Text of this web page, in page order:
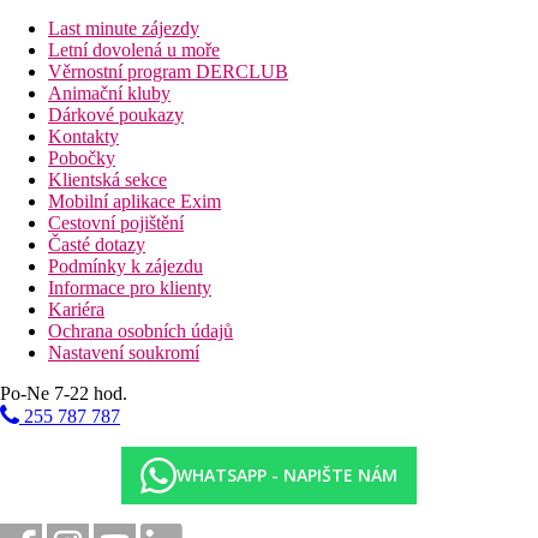
Ubytování za příplatek (pokud není uvedeno jinak, mají
pokoje výše uvedené vybavení)
Jednolůžkový pokoj
Dvoulůžkový pokoj, Superior, Výhled zahrada:
renovovaný
Dvoulůžkový pokoj, Superior, Výhled bazén, Boční
výhled moře:
Dvoulůžkový pokoj, Superior, Výhled moře:
renovovaný
Dvoulůžkový pokoj, Elegant, Výhled zahrada:
renovovaný, modernější
Dvoulůžkový pokoj, Elegant, Výhled moře:
renovovaný, modernější
Dvoulůžkový pokoj, Deluxe, Elegant, Výhled
zahrada:prostornější, renovovaný, modernější, sofa
Dvoulůžkový pokoj, Deluxe, Elegant, Výhled moře:
prostornější, renovovaný, modernější, sofa
Rodinný pokoj, 2 ložnice:
pokoje
Popis hotelu
vstupní hala s recepcí
hlavní restaurace
4 restaurace á la carte (italská, BBQ, rybí, mexická)-
Last minute zájezdy
Letní dovolená u moře
Věrnostní program DERCLUB
Animační kluby
Dárkové poukazy
Kontakty
Pobočky
Klientská sekce
Mobilní aplikace Exim
Cestovní pojištění
Časté dotazy
Podmínky k zájezdu
Informace pro klienty
Kariéra
Ochrana osobních údajů
Nastavení soukromí
Po-Ne 7-22 hod.
255 787 787
WHATSAPP - NAPIŠTE NÁM